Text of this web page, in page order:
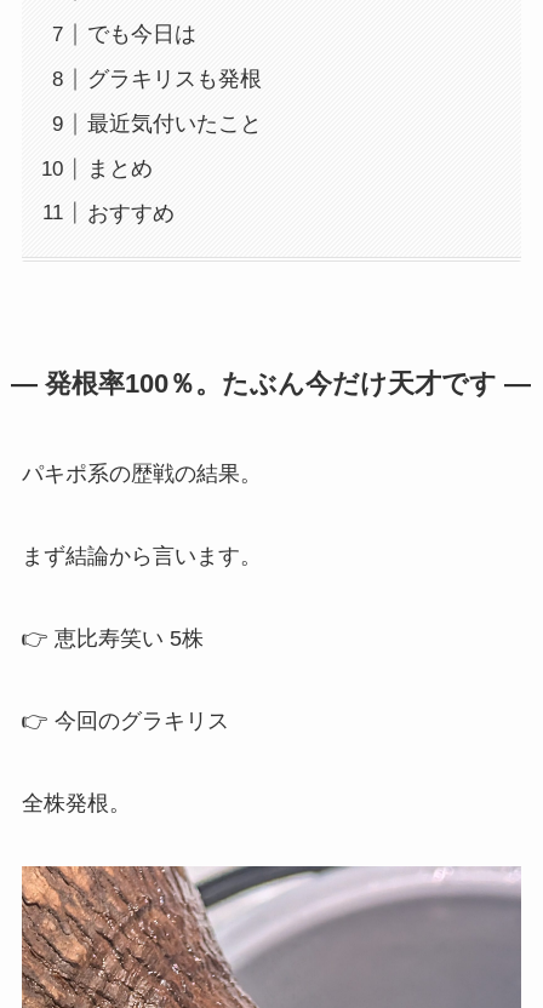
でも今日は
グラキリスも発根
最近気付いたこと
まとめ
おすすめ
― 発根率100％。たぶん今だけ天才です ―
パキポ系の歴戦の結果。
まず結論から言います。
👉 恵比寿笑い 5株
👉 今回のグラキリス
全株発根。